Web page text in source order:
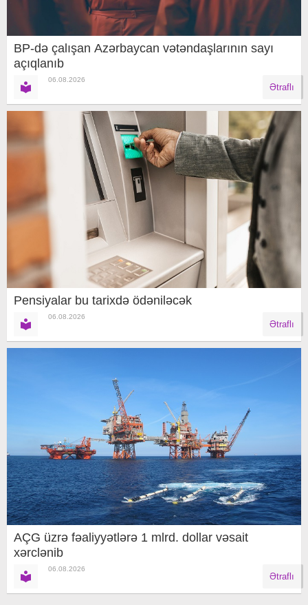
BP-də çalışan Azərbaycan vətəndaşlarının sayı
açıqlanıb
06.08.2026
Ətraflı
Pensiyalar bu tarixdə ödəniləcək
06.08.2026
Ətraflı
AÇG üzrə fəaliyyətlərə 1 mlrd. dollar vəsait
xərclənib
06.08.2026
Ətraflı